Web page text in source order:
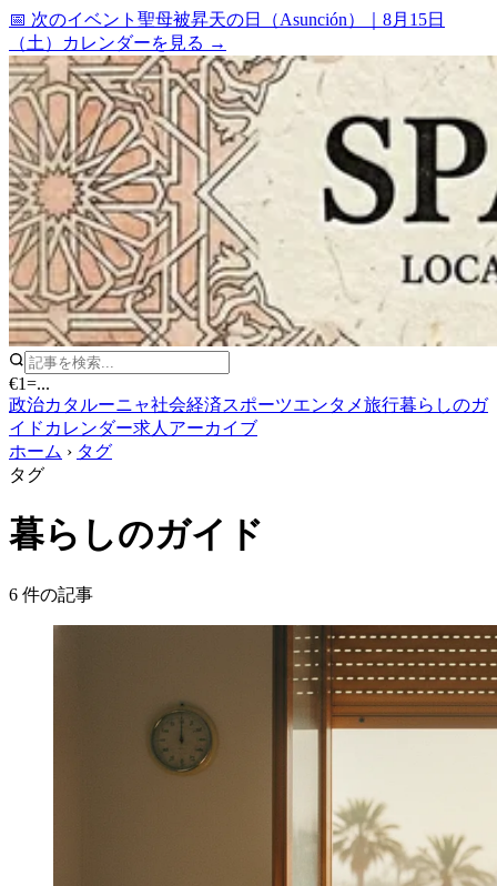
📅 次のイベント 聖母被昇天の日（Asunción）
8月15日
（土）
カレンダーを見る →
€1=...
政治カタルーニャ社会経済スポーツエンタメ旅行暮らしのガ
イド カレンダー求人 アーカイブ
ホーム › タグ
タグ
暮らしのガイド
6 件の記事